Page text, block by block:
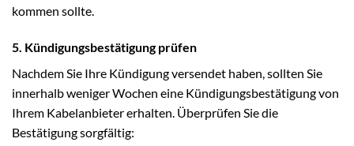
kommen sollte.
5. Kündigungsbestätigung prüfen
Nachdem Sie Ihre Kündigung versendet haben, sollten Sie
innerhalb weniger Wochen eine Kündigungsbestätigung von
Ihrem Kabelanbieter erhalten. Überprüfen Sie die
Bestätigung sorgfältig: